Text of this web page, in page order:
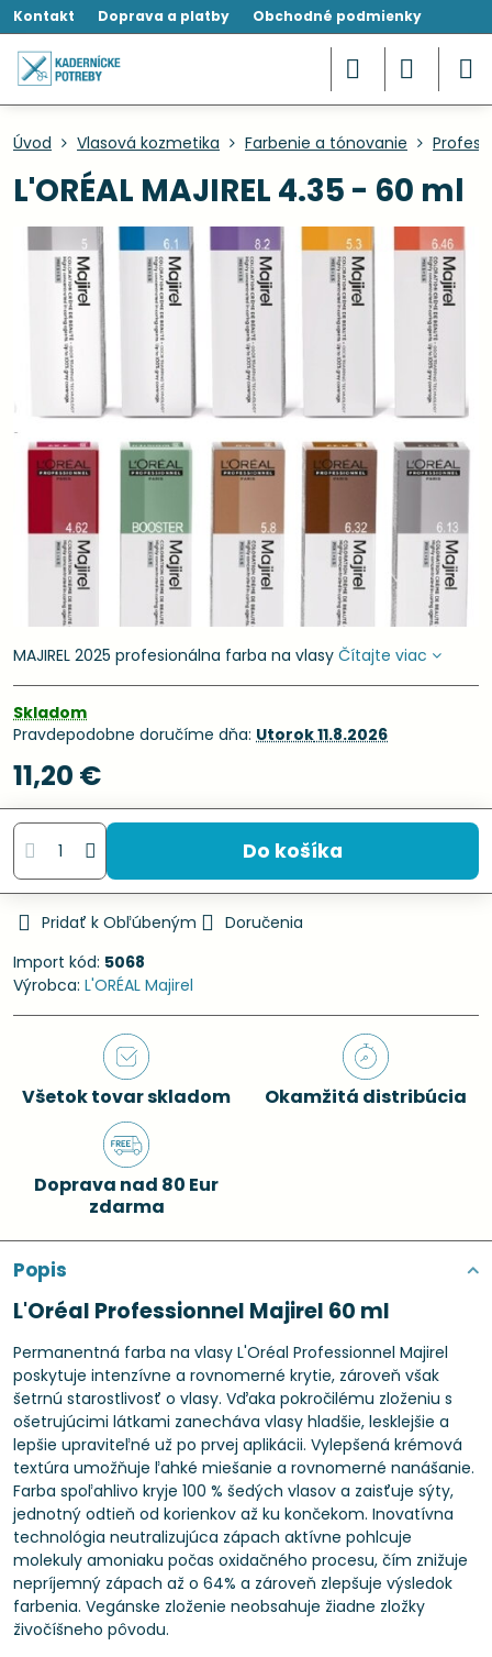
Kontakt Doprava a platby Obchodné podmienky
Úvod Vlasová kozmetika Farbenie a tónovanie
L'ORÉAL MAJIREL 4.35 - 60 ml
MAJIREL 2025 profesionálna farba na vlasy Čítajte viac
Skladom
Pravdepodobne doručíme dňa: Utorok11.8.2026
11,20 €
Do košíka
Pridať k Obľúbeným
Doručenia
Import kód: 5068
Výrobca: L'ORÉAL Majirel
Všetok tovar skladom Okamžitá distribúcia
Doprava nad 80 Eur
zdarma
Popis
L'Oréal Professionnel Majirel 60 ml
Permanentná farba na vlasy L'Oréal Professionnel Majirel
poskytuje intenzívne a rovnomerné krytie, zároveň však
šetrnú starostlivosť o vlasy. Vďaka pokročilému zloženiu s
ošetrujúcimi látkami zanecháva vlasy hladšie, lesklejšie a
lepšie upraviteľné už po prvej aplikácii. Vylepšená krémová
textúra umožňuje ľahké miešanie a rovnomerné nanášanie.
Farba spoľahlivo kryje 100 % šedých vlasov a zaisťuje sýty,
jednotný odtieň od korienkov až ku končekom. Inovatívna
technológia neutralizujúca zápach aktívne pohlcuje
molekuly amoniaku počas oxidačného procesu, čím znižuje
nepríjemný zápach až o 64% a zároveň zlepšuje výsledok
farbenia. Vegánske zloženie neobsahuje žiadne zložky
živočíšneho pôvodu.